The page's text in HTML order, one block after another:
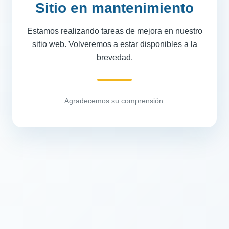
Sitio en mantenimiento
Estamos realizando tareas de mejora en nuestro
sitio web. Volveremos a estar disponibles a la
brevedad.
Agradecemos su comprensión.